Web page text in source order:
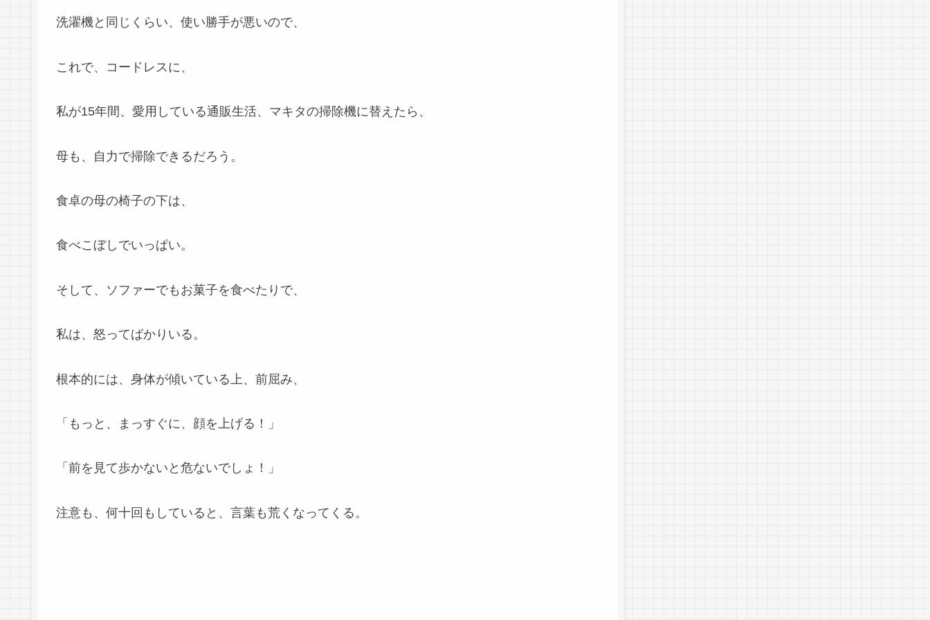
洗濯機と同じくらい、使い勝手が悪いので、
これで、コードレスに、
私が15年間、愛用している通販生活、マキタの掃除機に替えたら、
母も、自力で掃除できるだろう。
食卓の母の椅子の下は、
食べこぼしでいっぱい。
そして、ソファーでもお菓子を食べたりで、
私は、怒ってばかりいる。
根本的には、身体が傾いている上、前屈み、
「もっと、まっすぐに、顔を上げる！」
「前を見て歩かないと危ないでしょ！」
注意も、何十回もしていると、言葉も荒くなってくる。